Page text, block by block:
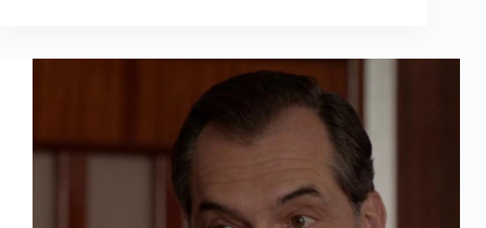
:
complet
marron